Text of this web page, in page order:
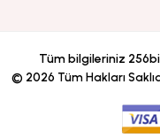
Tüm bilgileriniz
© 2026 Tüm Hakları